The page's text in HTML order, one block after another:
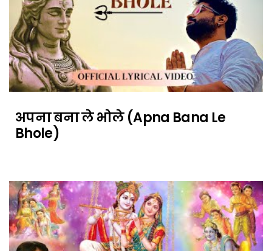
अपना बना ले भोले (Apna Bana Le
Bhole)